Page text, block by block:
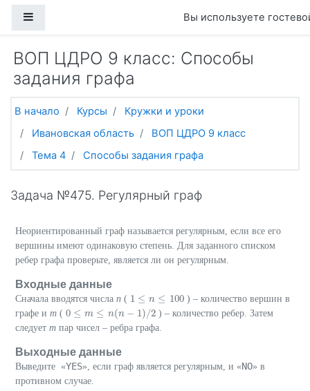
Вы используете
ВОП ЦДРО 9 класс: Способы
задания графа
В начало Курсы
Кружки и уроки
Ивановская область
ВОП ЦДРО 9 класс
Тема 4
Способы задания графа
Задача №475. Регулярный граф
Неориентированный граф называется регулярным, если все его
вершины имеют одинаковую степень. Для заданного списком
ребер графа проверьте, является ли он регулярным.
Входные данные
Сначала вводятся числа n ( 1 ≤ n ≤ 100
1 ≤n ≤100
) – количество вершин в
графе и m ( 0 ≤ m ≤ n(n − 1)/2
0 ≤m ≤n (n− 1)/2
) – количество ребер. Затем
следует m пар чисел – ребра графа.
Выходные данные
Выведите «YES», если граф является регулярным, и «NO» в
противном случае.